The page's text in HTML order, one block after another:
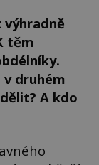
výhradně
těm
druhém
A kdo